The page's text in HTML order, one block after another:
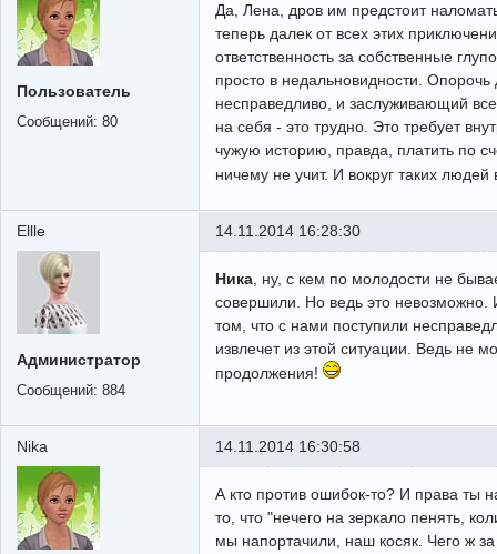
Пользователь
Сообщений: 80
Да, Лена, дров им предстоит
теперь далек от всех этих
ответственность за собственные
просто в недальновидности.
несправедливо, и заслуживающий
на себя - это трудно. Это требует
чужую историю, правда, платить по
ничему не учит. И вокруг таких
Ellle
Администратор
Сообщений: 884
14.11.2014 16:28:30
Ника, ну, с кем по молодости не
совершили. Но ведь это невозможно.
том, что с нами поступили
извлечет из этой ситуации. Ведь не
продолжения!
Nika 14.11.2014 16:30:58
А кто против ошибок-то? И права ты
то, что "нечего на зеркало пенять,
мы напортачили, наш косяк. Чего ж